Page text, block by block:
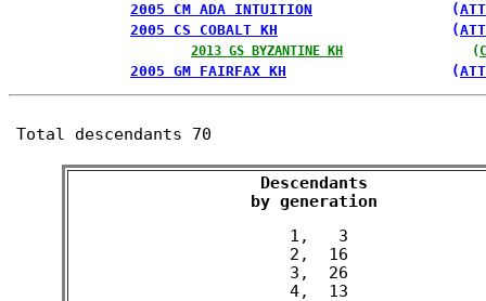
2005 CM ADA INTUITION
                (
2005 CS COBALT KH
                    (
2013 GS BYZANTINE KH
                 (
2005 GM FAIRFAX KH
                   (
Total descendants 70
Descendants
by generation
1,   3
2,  16
3,  26
4,  13